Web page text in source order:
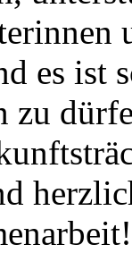
es ist
zu